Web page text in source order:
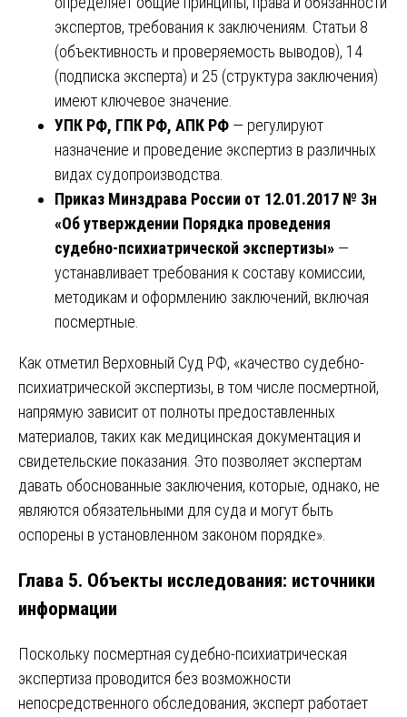
экспертов, требования к заключениям. Статьи 8
(объективность и проверяемость выводов), 14
(подписка эксперта) и 25 (структура заключения)
имеют ключевое значение.
УПК РФ, ГПК РФ, АПК РФ — регулируют
назначение и проведение экспертиз в различных
видах судопроизводства.
Приказ Минздрава России от 12.01.2017 № 3н
«Об утверждении Порядка проведения
судебно-психиатрической экспертизы» —
устанавливает требования к составу комиссии,
методикам и оформлению заключений, включая
посмертные.
Как отметил Верховный Суд РФ, «качество судебно-
психиатрической экспертизы, в том числе посмертной,
напрямую зависит от полноты предоставленных
материалов, таких как медицинская документация и
свидетельские показания. Это позволяет экспертам
давать обоснованные заключения, которые, однако, не
являются обязательными для суда и могут быть
оспорены в установленном законом порядке».
Глава 5. Объекты исследования: источники
информации
Поскольку посмертная судебно-психиатрическая
экспертиза проводится без возможности
непосредственного обследования, эксперт работает